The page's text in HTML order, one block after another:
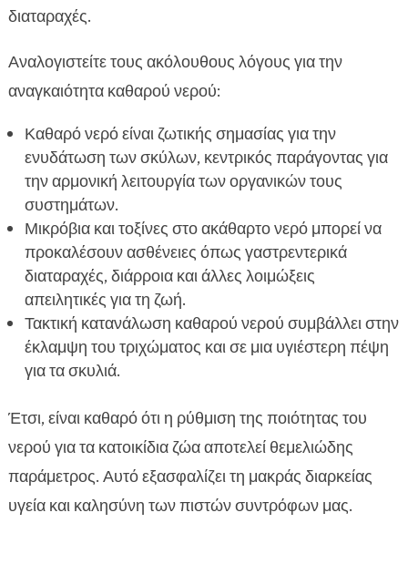
διαταραχές.
Αναλογιστείτε τους ακόλουθους λόγους για την
αναγκαιότητα καθαρού νερού:
Καθαρό νερό είναι ζωτικής σημασίας για την
ενυδάτωση των σκύλων, κεντρικός παράγοντας για
την αρμονική λειτουργία των οργανικών τους
συστημάτων.
Μικρόβια και τοξίνες στο ακάθαρτο νερό μπορεί να
προκαλέσουν ασθένειες όπως γαστρεντερικά
διαταραχές, διάρροια και άλλες λοιμώξεις
απειλητικές για τη ζωή.
Τακτική κατανάλωση καθαρού νερού συμβάλλει στην
έκλαμψη του τριχώματος και σε μια υγιέστερη πέψη
για τα σκυλιά.
Έτσι, είναι καθαρό ότι η ρύθμιση της ποιότητας του
νερού για τα κατοικίδια ζώα αποτελεί θεμελιώδης
παράμετρος. Αυτό εξασφαλίζει τη μακράς διαρκείας
υγεία και καλησύνη των πιστών συντρόφων μας.